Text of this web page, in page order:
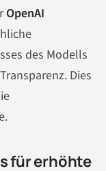
OpenAI
des Modells
Dies
für erhöhte